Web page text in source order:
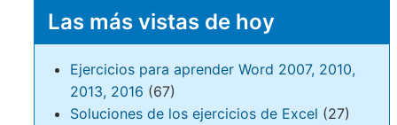
Las más vistas de hoy
Ejercicios para aprender Word 2007, 2010,
2013, 2016 (67)
Soluciones de los ejercicios de Excel (27)